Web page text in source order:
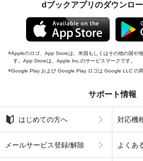
dブックアプリのダウンロ
Appleのロゴ、App Storeは、米国もしくはその他の国や
す。App Storeは、Apple Inc.のサービスマークです。
Google Play および Google Play ロゴは Google LLC の商
サポート情報
はじめての方へ 対応機
メールサービス登録/解除 よくあ